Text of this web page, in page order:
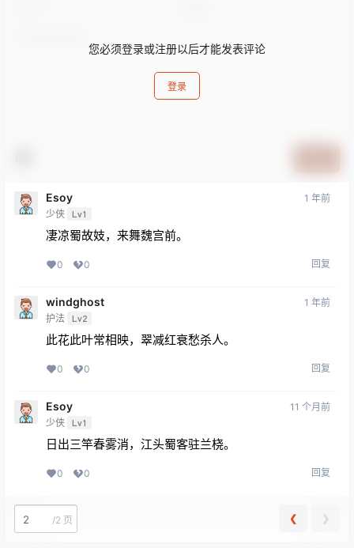
您必须登录或注册以后才能发表评论
登录
Esoy
少侠 Lv1
1 年前
凄凉蜀故妓，来舞魏宫前。
0 0 回复
windghost
护法 Lv2
1 年前
此花此叶常相映，翠减红衰愁杀人。
0 0 回复
Esoy
少侠 Lv1
11 个月前
日出三竿春雾消，江头蜀客驻兰桡。
0 0 回复
/2 页 ❮ ❯